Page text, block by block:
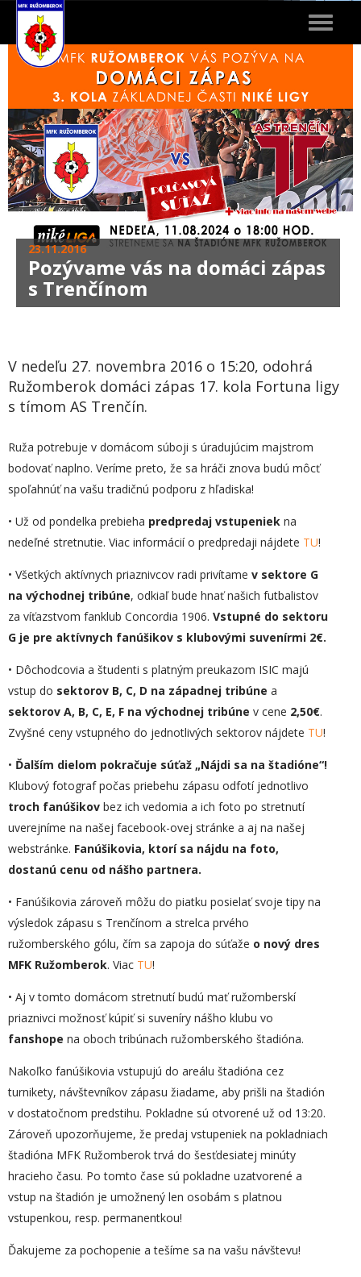
Toggle
23.11.2016
Pozývame vás na domáci zápas
s Trenčínom
V nedeľu 27. novembra 2016 o 15:20, odohrá
Ružomberok domáci zápas 17. kola Fortuna ligy
s tímom AS Trenčín.
Ruža potrebuje v domácom súboji s úradujúcim majstrom
bodovať naplno. Veríme preto, že sa hráči znova budú môcť
spoľahnúť na vašu tradičnú podporu z hľadiska!
• Už od pondelka prebieha predpredaj vstupeniek na
nedeľné stretnutie. Viac informácií o predpredaji nájdete TU!
• Všetkých aktívnych priaznivcov radi privítame v sektore G
na východnej tribúne, odkiaľ bude hnať našich futbalistov
za víťazstvom fanklub Concordia 1906. Vstupné do sektoru
G je pre aktívnych fanúšikov s klubovými suvenírmi 2€.
• Dôchodcovia a študenti s platným preukazom ISIC majú
vstup do sektorov B, C, D na západnej tribúne a
sektorov A, B, C, E, F na východnej tribúne v cene 2,50€.
Zvyšné ceny vstupného do jednotlivých sektorov nájdete TU!
• Ďalším dielom pokračuje súťaž „Nájdi sa na štadióne“!
Klubový fotograf počas priebehu zápasu odfotí jednotlivo
troch fanúšikov bez ich vedomia a ich foto po stretnutí
uverejníme na našej facebook-ovej stránke a aj na našej
webstránke. Fanúšikovia, ktorí sa nájdu na foto,
dostanú cenu od nášho partnera.
• Fanúšikovia zároveň môžu do piatku posielať svoje tipy na
výsledok zápasu s Trenčínom a strelca prvého
ružomberského gólu, čím sa zapoja do súťaže o nový dres
MFK Ružomberok. Viac TU!
• Aj v tomto domácom stretnutí budú mať ružomberskí
priaznivci možnosť kúpiť si suveníry nášho klubu vo
fanshope na oboch tribúnach ružomberského štadióna.
Nakoľko fanúšikovia vstupujú do areálu štadióna cez
turnikety, návštevníkov zápasu žiadame, aby prišli na štadión
v dostatočnom predstihu. Pokladne sú otvorené už od 13:20.
Zároveň upozorňujeme, že predaj vstupeniek na pokladniach
štadióna MFK Ružomberok trvá do šesťdesiatej minúty
hracieho času. Po tomto čase sú pokladne uzatvorené a
vstup na štadión je umožnený len osobám s platnou
vstupenkou, resp. permanentkou!
Ďakujeme za pochopenie a tešíme sa na vašu návštevu!